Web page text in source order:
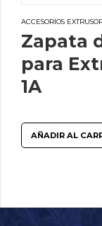
ACCESORIOS
Zapata
para
1A
AÑADIR AL